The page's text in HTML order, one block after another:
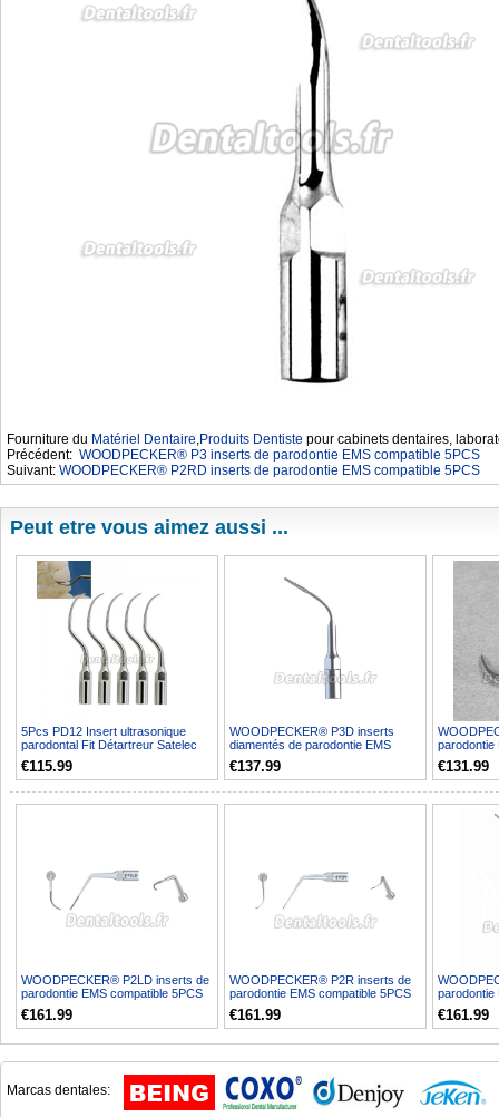
Fourniture du Matériel Dentaire,Produits Dentiste pour cabinets dentaires,
Précédent: WOODPECKER® P3 inserts de parodontie EMS compatible 5PCS
Suivant: WOODPECKER® P2RD inserts de parodontie EMS compatible 5PCS
Peut etre vous aimez aussi ...
5Pcs PD12 Insert ultrasonique
parodontal Fit Détartreur Satelec
Acteon/ woodpeck...
€115.99
WOODPECKER® P3D inserts
diamentés de parodontie EMS
compatible 5PCS
€137.99
parodontie
€131.99
WOODPECKER® P2LD inserts de
parodontie EMS compatible 5PCS
€161.99
WOODPECKER® P2R inserts de
parodontie EMS compatible 5PCS
€161.99
parodontie
€161.99
Marcas dentales: